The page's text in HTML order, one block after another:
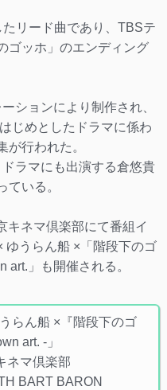
リード曲であり、TBSテ
ゴッホ」のエンディング
ションにより制作され、
じめとしたドラマに係わ
が行われた。
ラマにも出演する倉悠貴
ている。
キネマ倶楽部にて番組イ
ゆうらん船 ×「階段下のゴ
art.」も開催される。
らん船 ×『階段下のゴ
art. -」
ネマ倶楽部
BART BARON